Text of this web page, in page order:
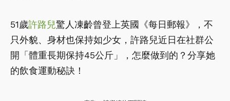
51歲許路兒驚人凍齡曾登上英國《每日郵報》，不
只外貌、身材也保持如少女，許路兒近日在社群公
開「體重長期保持45公斤」，怎麼做到的？分享她
的飲食運動秘訣！